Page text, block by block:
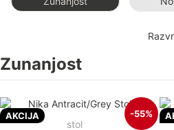
Zunanjost
AKCIJA -55%
stol